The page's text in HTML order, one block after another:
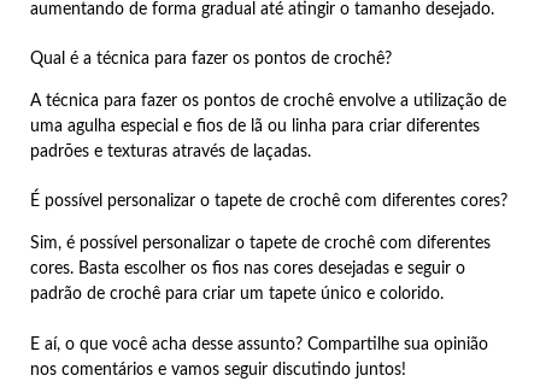
aumentando de forma gradual até atingir o tamanho desejado.
Qual é a técnica para fazer os pontos de crochê?
A técnica para fazer os pontos de crochê envolve a utilização de
uma agulha especial e fios de lã ou linha para criar diferentes
padrões e texturas através de laçadas.
É possível personalizar o tapete de crochê com diferentes cores?
Sim, é possível personalizar o tapete de crochê com diferentes
cores. Basta escolher os fios nas cores desejadas e seguir o
padrão de crochê para criar um tapete único e colorido.
E aí, o que você acha desse assunto? Compartilhe sua opinião
nos comentários e vamos seguir discutindo juntos!